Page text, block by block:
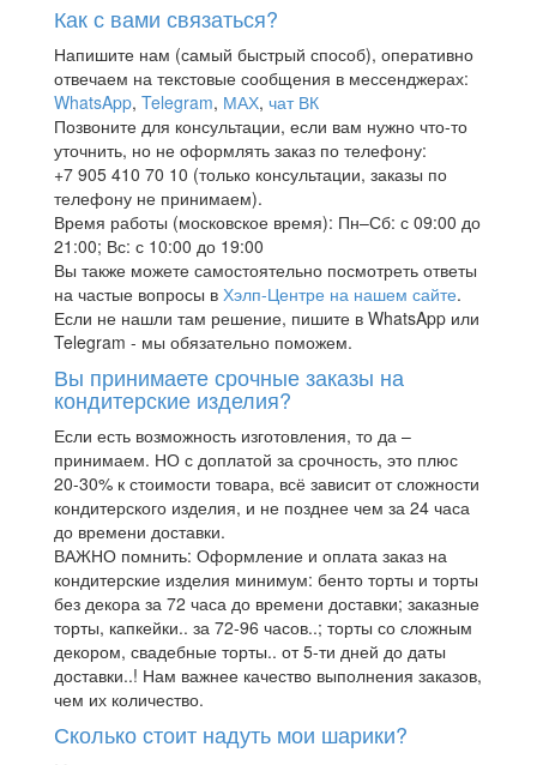
Как с вами связаться?
Напишите нам (самый быстрый способ), оперативно
отвечаем на текстовые сообщения в мессенджерах:
WhatsApp, Telegram, МАХ, чат ВК
Позвоните для консультации, если вам нужно что-то
уточнить, но не оформлять заказ по телефону:
+7 905 410 70 10 (только консультации, заказы по
телефону не принимаем).
Время работы (московское время): Пн–Сб: с 09:00 до
21:00; Вс: с 10:00 до 19:00
Вы также можете самостоятельно посмотреть ответы
на частые вопросы в Хэлп-Центре на нашем сайте.
Если не нашли там решение, пишите в WhatsApp или
Telegram - мы обязательно поможем.
Вы принимаете срочные заказы на
кондитерские изделия?
Если есть возможность изготовления, то да –
принимаем. НО с доплатой за срочность, это плюс
20-30% к стоимости товара, всё зависит от сложности
кондитерского изделия, и не позднее чем за 24 часа
до времени доставки.
ВАЖНО помнить: Оформление и оплата заказ на
кондитерские изделия минимум: бенто торты и торты
без декора за 72 часа до времени доставки; заказные
торты, капкейки.. за 72-96 часов..; торты со сложным
декором, свадебные торты.. от 5-ти дней до даты
доставки..! Нам важнее качество выполнения заказов,
чем их количество.
Сколько стоит надуть мои шарики?